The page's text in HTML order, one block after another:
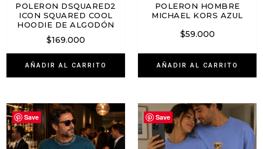
POLERON DSQUARED2
ICON SQUARED COOL
HOODIE DE ALGODÓN
$169.000
AÑADIR AL CARRITO
POLERON HOMBRE
MICHAEL KORS AZUL
$59.000
AÑADIR AL CARRITO
Save Save